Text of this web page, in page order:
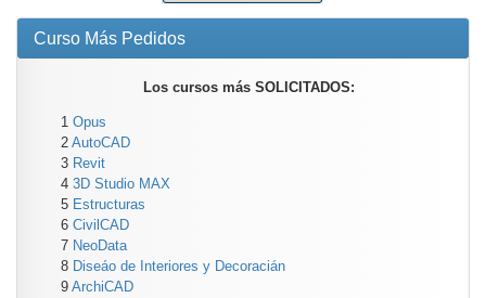
Curso Más Pedidos
Los cursos más SOLICITADOS:
1 Opus
2 AutoCAD
3 Revit
4 3D Studio MAX
5 Estructuras
6 CivilCAD
7 NeoData
8 Diseáo de Interiores y Decoracián
9 ArchiCAD